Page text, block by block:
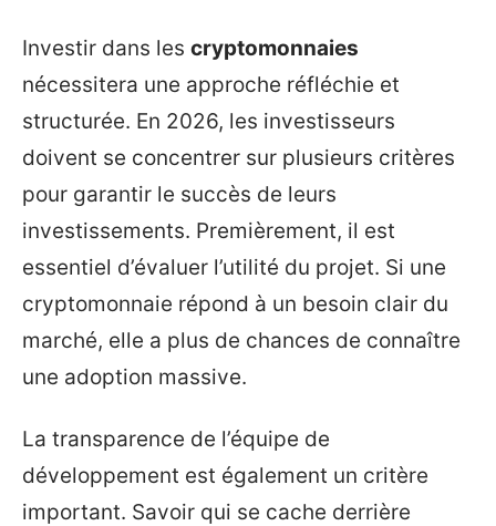
Investir dans les cryptomonnaies
nécessitera une approche réfléchie et
structurée. En 2026, les investisseurs
doivent se concentrer sur plusieurs critères
pour garantir le succès de leurs
investissements. Premièrement, il est
essentiel d’évaluer l’utilité du projet. Si une
cryptomonnaie répond à un besoin clair du
marché, elle a plus de chances de connaître
une adoption massive.
La transparence de l’équipe de
développement est également un critère
important. Savoir qui se cache derrière